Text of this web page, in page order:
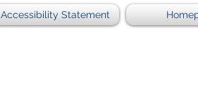
Accessibility Statement